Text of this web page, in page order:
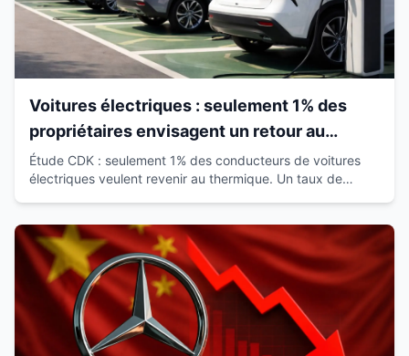
Voitures électriques : seulement 1% des
propriétaires envisagent un retour au
thermique
Étude CDK : seulement 1% des conducteurs de voitures
électriques veulent revenir au thermique. Un taux de